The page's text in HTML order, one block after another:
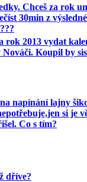
Chceš za rok
30min z
rok 2013 vydat
Koupil by
napínání lajny
si je
Co s tím?
dříve?